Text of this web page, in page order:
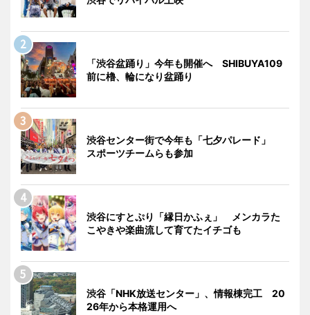
「渋谷盆踊り」今年も開催へ SHIBUYA109
前に櫓、輪になり盆踊り
渋谷センター街で今年も「七夕パレード」
スポーツチームらも参加
渋谷にすとぷり「縁日かふぇ」 メンカラた
こやきや楽曲流して育てたイチゴも
渋谷「NHK放送センター」、情報棟完工 20
26年から本格運用へ